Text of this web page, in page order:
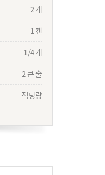
2 개
1 캔
1/4 개
2 큰 술
적당량